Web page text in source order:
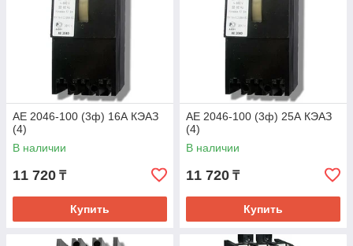
АЕ 2046-100 (3ф) 16А КЭАЗ
(4)
В наличии
11 720 ₸
Купить
АЕ 2046-100 (3ф) 25А КЭАЗ
(4)
В наличии
11 720 ₸
Купить